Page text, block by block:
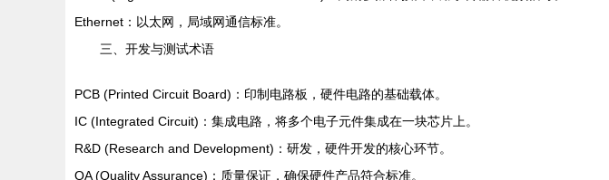
Ethernet：以太网，局域网通信标准。
三、开发与测试术语
PCB (Printed Circuit Board)：印制电路板，硬件电路的基础载体。
IC (Integrated Circuit)：集成电路，将多个电子元件集成在一块芯片上。
R&D (Research and Development)：研发，硬件开发的核心环节。
QA (Quality Assurance)：质量保证，确保硬件产品符合标准。